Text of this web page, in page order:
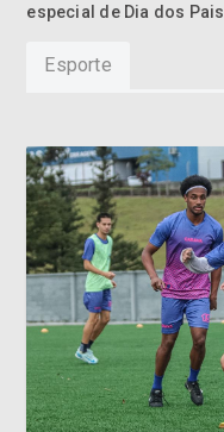
especial de Dia dos Pais
Esporte